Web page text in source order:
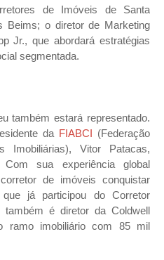
de Imóveis de Santa
Beims; o diretor de Marketing
Jr., que abordará estratégias
segmentada.
também estará representado.
da FIABCI (Federação
Imobiliárias), Vitor Patacas,
sua experiência global
de imóveis conquistar
já participou do Corretor
também é diretor da Coldwell
ramo imobiliário com 85 mil